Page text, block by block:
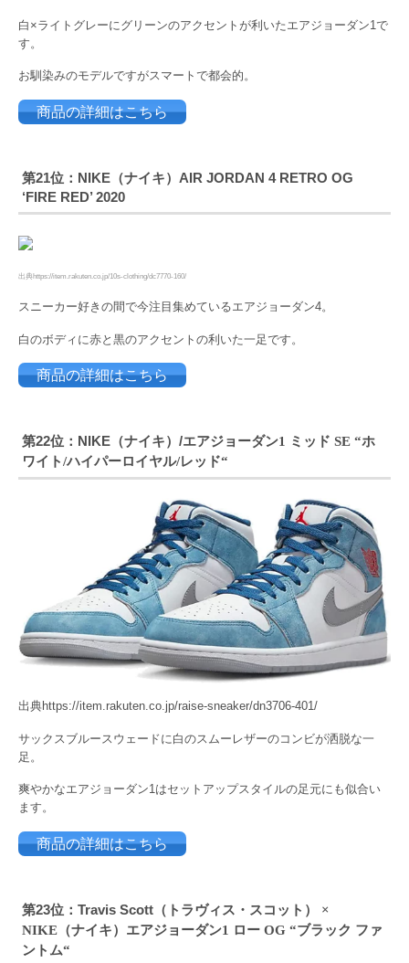
白×ライトグレーにグリーンのアクセントが利いたエアジョーダン1で
す。
お馴染みのモデルですがスマートで都会的。
商品の詳細はこちら
第21位：NIKE（ナイキ）AIR JORDAN 4 RETRO OG
‘FIRE RED’ 2020
出典https://item.rakuten.co.jp/10s-clothing/dc7770-160/
スニーカー好きの間で今注目集めているエアジョーダン4。
白のボディに赤と黒のアクセントの利いた一足です。
商品の詳細はこちら
第22位：NIKE（ナイキ）/エアジョーダン1 ミッド SE “ホ
ワイト/ハイパーロイヤル/レッド“
出典https://item.rakuten.co.jp/raise-sneaker/dn3706-401/
サックスブルースウェードに白のスムーレザーのコンビが洒脱な一
足。
爽やかなエアジョーダン1はセットアップスタイルの足元にも似合い
ます。
商品の詳細はこちら
第23位： Travis Scott（ トラヴィス・スコット） ×
NIKE（ナイキ）エアジョーダン1 ロー OG “ブラック ファ
ントム“